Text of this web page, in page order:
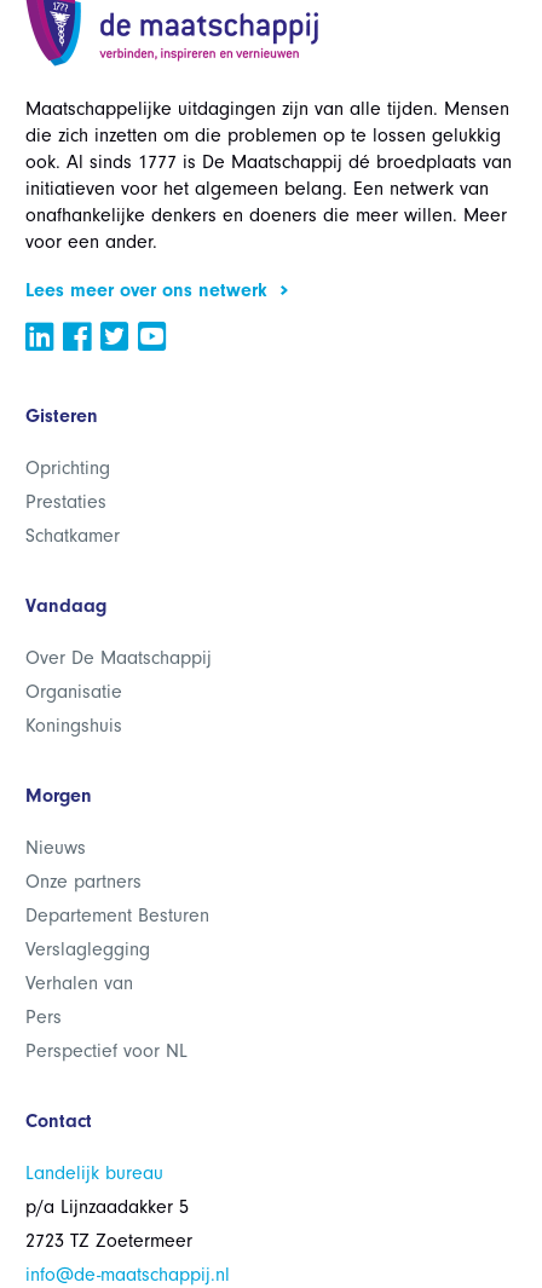
Maatschappelijke uitdagingen zijn van alle tijden. Mensen
die zich inzetten om die problemen op te lossen gelukkig
ook. Al sinds 1777 is De Maatschappij dé broedplaats van
initiatieven voor het algemeen belang. Een netwerk van
onafhankelijke denkers en doeners die meer willen. Meer
voor een ander.
Lees meer over ons netwerk
Gisteren
Oprichting
Prestaties
Schatkamer
Vandaag
Over De Maatschappij
Organisatie
Koningshuis
Morgen
Nieuws
Onze partners
Departement Besturen
Verslaglegging
Verhalen van
Pers
Perspectief voor NL
Contact
Landelijk bureau
p/a Lijnzaadakker 5
2723 TZ Zoetermeer
info@de-maatschappij.nl